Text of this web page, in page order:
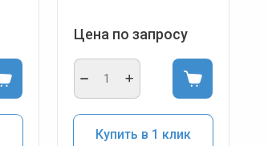
Цена по запросу
Купить в 1 клик